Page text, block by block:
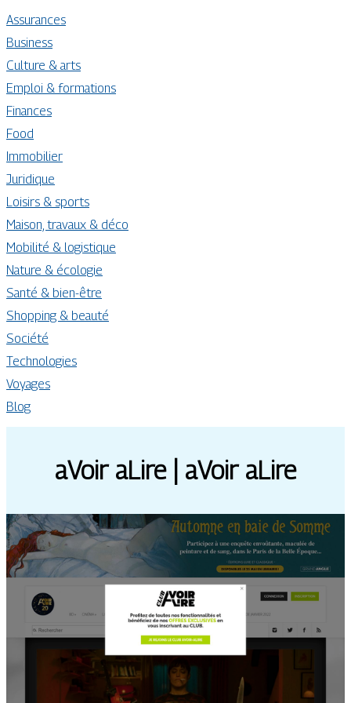
Assurances
Business
Culture & arts
Emploi & formations
Finances
Food
Immobilier
Juridique
Loisirs & sports
Maison, travaux & déco
Mobilité & logistique
Nature & écologie
Santé & bien-être
Shopping & beauté
Société
Technologies
Voyages
Blog
aVoir aLire | aVoir aLire